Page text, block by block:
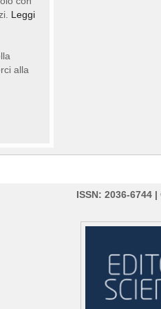
Leggi
alla
ISSN: 2036-6744